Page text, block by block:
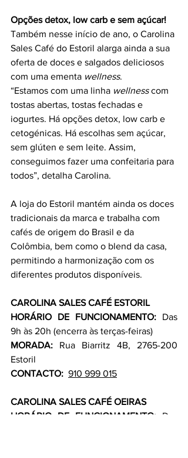
Opções detox, low carb e sem açúcar!
Também nesse início de ano, o Carolina
Sales Café do Estoril alarga ainda a sua
oferta de doces e salgados deliciosos
com uma ementa wellness.
“Estamos com uma linha wellness com
tostas abertas, tostas fechadas e
iogurtes. Há opções detox, low carb e
cetogénicas. Há escolhas sem açúcar,
sem glúten e sem leite. Assim,
conseguimos fazer uma confeitaria para
todos”, detalha Carolina.
A loja do Estoril mantém ainda os doces
tradicionais da marca e trabalha com
cafés de origem do Brasil e da
Colômbia, bem como o blend da casa,
permitindo a harmonização com os
diferentes produtos disponíveis.
CAROLINA SALES CAFÉ ESTORIL
HORÁRIO DE FUNCIONAMENTO: Das
9h às 20h (encerra às terças-feiras)
MORADA: Rua Biarritz 4B, 2765-200
Estoril
CONTACTO: 910 999 015
CAROLINA SALES CAFÉ OEIRAS
HORÁRIO DE FUNCIONAMENTO: Das